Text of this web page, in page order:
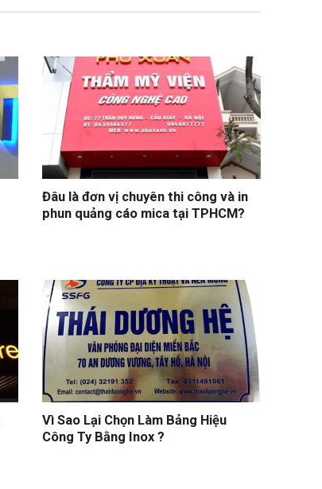
Đâu là đơn vị chuyên thi công và in
phun quảng cáo mica tại TPHCM?
Vì Sao Lại Chọn Làm Bảng Hiệu
Công Ty Bằng Inox ?